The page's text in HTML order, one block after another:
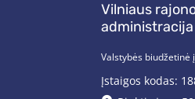
Vilniaus
administracija
Valstybės biudžetinė
Įstaigos kodas: